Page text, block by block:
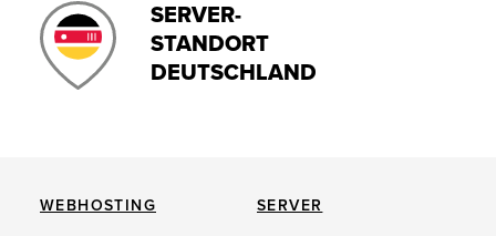
SERVER-
STANDORT
DEUTSCHLAND
WEBHOSTING SERVER